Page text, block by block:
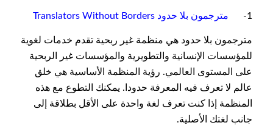
1- مترجمون بلا حدود Translators Without Borders
مترجمون بلا حدود هي منظمة غير ربحية تقدم خدمات لغوية
للمؤسسات الإنسانية والتطويرية والمؤسسات غير الربحية
على المستوى العالمي. رؤية المنظمة الأساسية هي خلق
عالم لا تعرف فيه المعرفة حدودا. يمكنك التطوع مع هذه
المنظمة إذا كنت تعرف لغة واحدة على الأقل بطلاقة إلى
جانب لغتك الأصلية.